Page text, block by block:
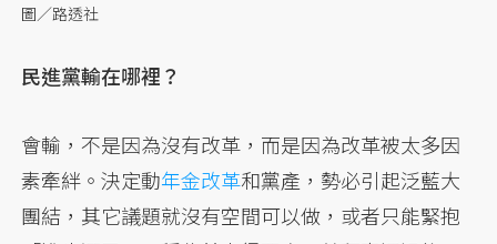
圖／路透社
民進黨輸在哪裡？
會輸，不是因為沒有改革，而是因為改革被太多因
素牽絆。決定動年金改革和黨產，勢必引起泛藍大
團結，其它議題就沒有空間可以做，或者只能緊抱